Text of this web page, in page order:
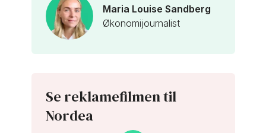
Maria Louise Sandberg
Økonomijournalist
Se reklamefilmen til
Nordea